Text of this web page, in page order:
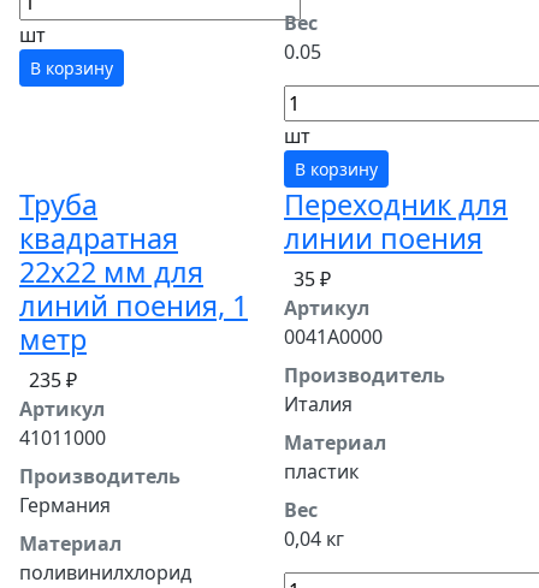
шт
В корзину
Вес
0.05
шт
В корзину
Труба
квадратная
22х22 мм для
линий поения, 1
метр
235 ₽
Артикул
41011000
Производитель
Германия
Материал
поливинилхлорид
Переходник для
линии поения
35 ₽
Артикул
0041A0000
Производитель
Италия
Материал
пластик
Вес
0,04 кг